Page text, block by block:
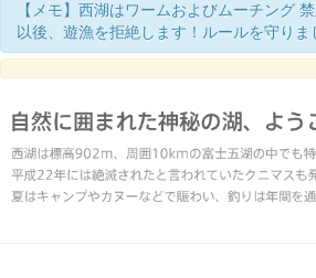
【メモ】西湖はワームおよびムーチング
以後、遊漁を拒絶します！ルールを守りま